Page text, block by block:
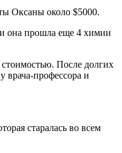
Оксаны около $5000.
она прошла еще 4 химии
стоимостью. После долгих
врача-профессора и
старалась во всем